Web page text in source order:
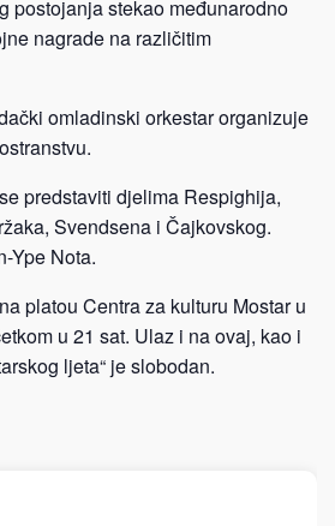
postojanja stekao međunarodno
nagrade na različitim
omladinski orkestar organizuje
predstaviti djelima Respighija,
Svendsena i Čajkovskog.
Ype Nota.
platou Centra za kulturu Mostar u
u 21 sat. Ulaz i na ovaj, kao i
ljeta“ je slobodan.